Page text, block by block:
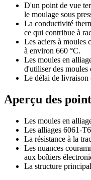
D'un point de vue
le moulage sous
La conductivité
ce qui contribue à
Les aciers à moules
à environ 660 °C.
Les moules en
d'utiliser des moules
Le délai de livraison
Aperçu des
Les moules en
Les alliages 6061-
La résistance à la
Les nuances
aux boîtiers
La structure